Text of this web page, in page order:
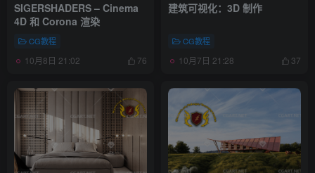
SIGERSHADERS – Cinema
4D 和 Corona 渲染
CG教程
10月8日 21:02 76
建筑可视化：3D 制作
CG教程
10月7日 21:28 37